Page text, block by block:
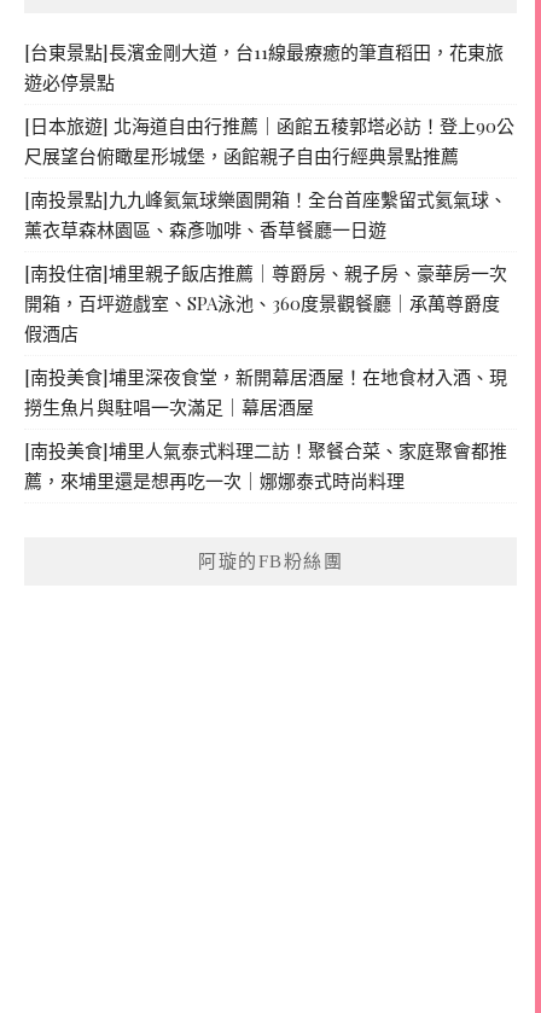
[台東景點]長濱金剛大道，台11線最療癒的筆直稻田，花東旅
遊必停景點
[日本旅遊] 北海道自由行推薦｜函館五稜郭塔必訪！登上90公
尺展望台俯瞰星形城堡，函館親子自由行經典景點推薦
[南投景點]九九峰氦氣球樂園開箱！全台首座繫留式氦氣球、
薰衣草森林園區、森彥咖啡、香草餐廳一日遊
[南投住宿]埔里親子飯店推薦｜尊爵房、親子房、豪華房一次
開箱，百坪遊戲室、SPA泳池、360度景觀餐廳｜承萬尊爵度
假酒店
[南投美食]埔里深夜食堂，新開幕居酒屋！在地食材入酒、現
撈生魚片與駐唱一次滿足｜幕居酒屋
[南投美食]埔里人氣泰式料理二訪！聚餐合菜、家庭聚會都推
薦，來埔里還是想再吃一次｜娜娜泰式時尚料理
阿璇的FB粉絲團